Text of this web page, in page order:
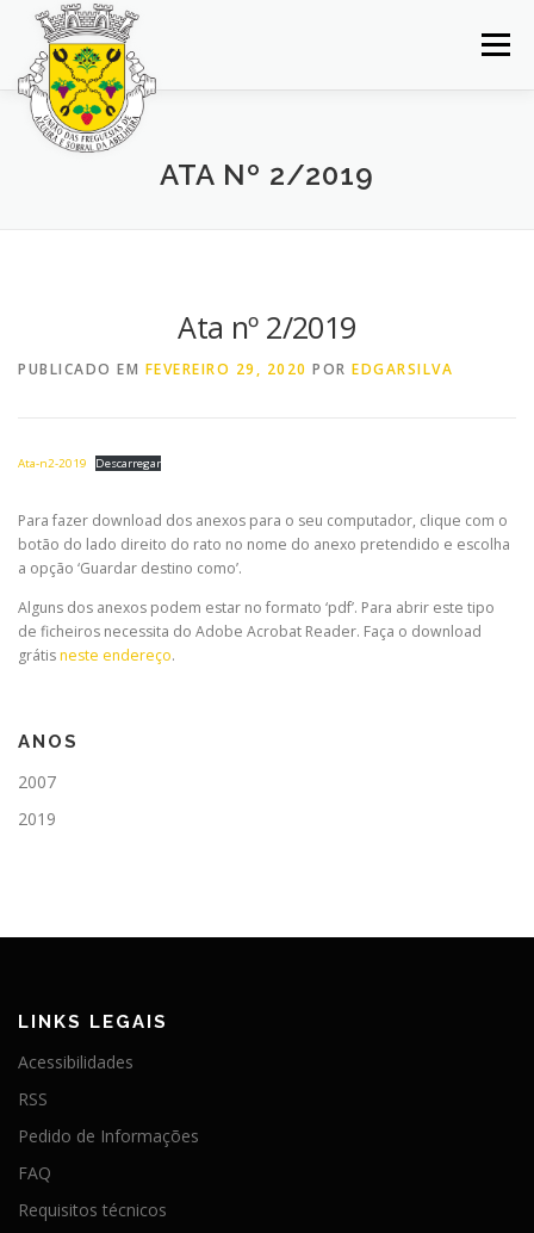
Saltar
conteúdo
Menu
INÍCIO JUNTA DE FREGUESIA
CONTACTOS
ATA Nº 2/2019
Ata nº 2/2019
PUBLICADO EM FEVEREIRO 29, 2020 POR EDGARSILVA
Ata-n2-2019 Descarregar
Para fazer download dos anexos para o seu computador, clique com o
botão do lado direito do rato no nome do anexo pretendido e escolha
a opção ‘Guardar destino como’.
Alguns dos anexos podem estar no formato ‘pdf’. Para abrir este tipo
de ficheiros necessita do Adobe Acrobat Reader. Faça o download
grátisneste endereço.
ANOS
2007
2019
LINKS LEGAIS
Acessibilidades
RSS
Pedido de Informações
FAQ
Requisitos técnicos